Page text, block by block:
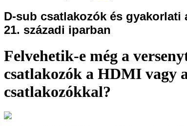
D-sub csatlakozók és gyakorlati
21. századi iparban
Felvehetik-e még a
csatlakozók a HDMI vagy
csatlakozókkal?